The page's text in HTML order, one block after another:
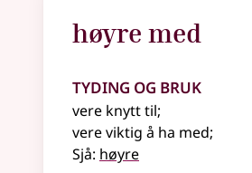
høyre med
Tyding og bruk
vere knytt til;
vere viktig å ha med;
Sjå: høyre